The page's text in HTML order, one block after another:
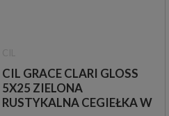
CIL GRACE CLARI GLOSS
5X25 ZIELONA
RUSTYKALNA CEGIEŁKA W